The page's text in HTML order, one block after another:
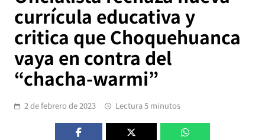
currícula educativa y
critica que Choquehuanca
vaya en contra del
“chacha-warmi”
2 de febrero de 2023 Lectura 5 minutos